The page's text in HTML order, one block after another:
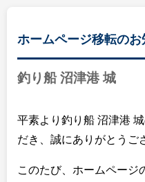
ホームページ移転のお
釣り船 沼津港 城
平素より釣り船 沼津港
だき、誠にありがとうご
このたび、ホームページ